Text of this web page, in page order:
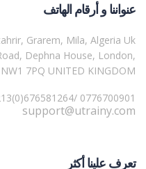
عنواننا و أرقام الهاتف
Grarem, Mila, Algeria Uk
Dephna House, London,
NW1 7PQ UNITED KINGDOM
0776700901
support@utrainy.com
تعرف علينا أكثر